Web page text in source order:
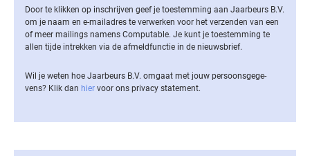
Door te klikken op inschrijven geef je toestemming aan Jaarbeurs B.V.
om je naam en e-mailadres te verwerken voor het verzenden van een
of meer mailings namens Computable. Je kunt je toestemming te
allen tijde intrekken via de af­meld­func­tie in de nieuwsbrief.
Wil je weten hoe Jaarbeurs B.V. omgaat met jouw per­soons­ge­ge­
vens? Klik dan hier voor ons privacy statement.